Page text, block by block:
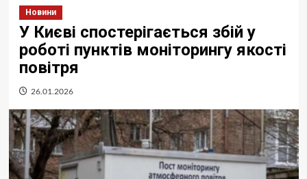
Новини
У Києві спостерігається збій у
роботі пунктів моніторингу якості
повітря
26.01.2026